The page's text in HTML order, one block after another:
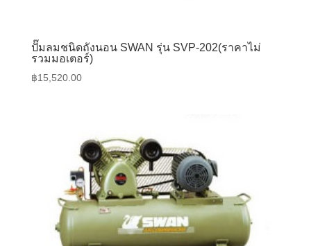
ปั๊มลมชนิดถังนอน SWAN รุ่น SVP-202(ราคาไม่
รวมมอเตอร์)
฿15,520.00